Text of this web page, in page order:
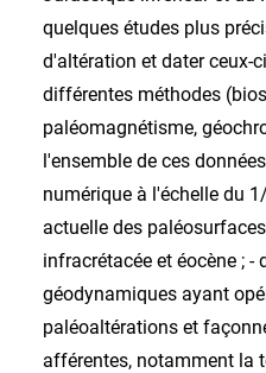
quelques études plus
d'altération et dater ceux-
différentes méthodes
paléomagnétisme,
l'ensemble de ces
numérique à l'échelle du
actuelle des
infracrétacée et éocène ; -
géodynamiques ayant
paléoaltérations et
afférentes, notamment la